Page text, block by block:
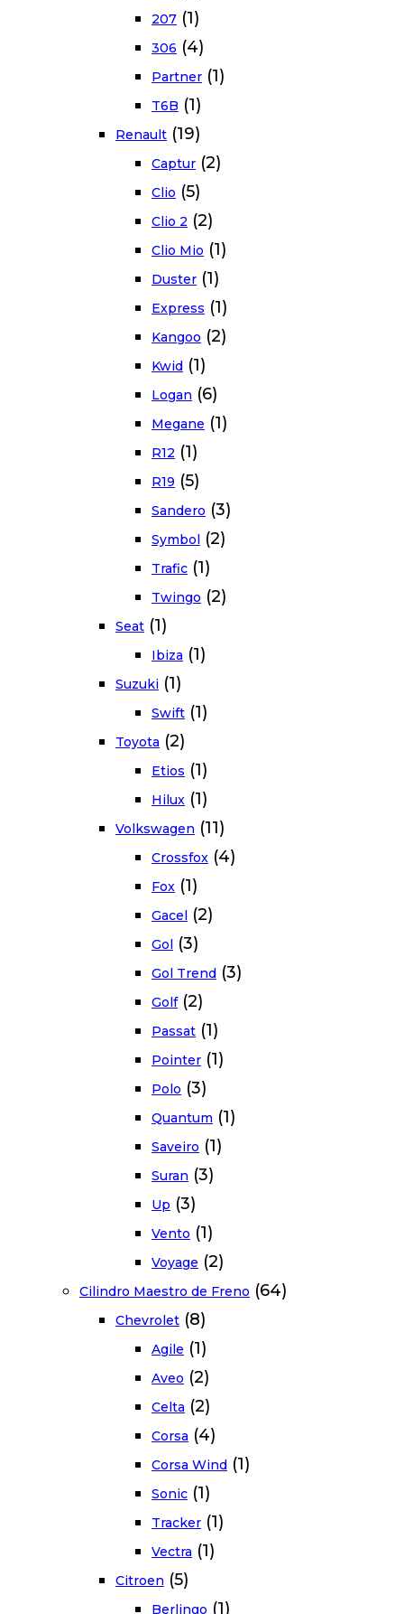
207 (1)
306 (4)
Partner (1)
T6B (1)
Renault (19)
Captur (2)
Clio (5)
Clio 2 (2)
Clio Mio (1)
Duster (1)
Express (1)
Kangoo (2)
Kwid (1)
Logan (6)
Megane (1)
R12 (1)
R19 (5)
Sandero (3)
Symbol (2)
Trafic (1)
Twingo (2)
Seat (1)
Ibiza (1)
Suzuki (1)
Swift (1)
Toyota (2)
Etios (1)
Hilux (1)
Volkswagen (11)
Crossfox (4)
Fox (1)
Gacel (2)
Gol (3)
Gol Trend (3)
Golf (2)
Passat (1)
Pointer (1)
Polo (3)
Quantum (1)
Saveiro (1)
Suran (3)
Up (3)
Vento (1)
Voyage (2)
Cilindro Maestro de Freno (64)
Chevrolet (8)
Agile (1)
Aveo (2)
Celta (2)
Corsa (4)
Corsa Wind (1)
Sonic (1)
Tracker (1)
Vectra (1)
Citroen (5)
Berlingo (1)